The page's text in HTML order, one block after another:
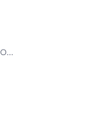
Comment un coach mental peut vous aider à mieux gérer vos émotions à Paris